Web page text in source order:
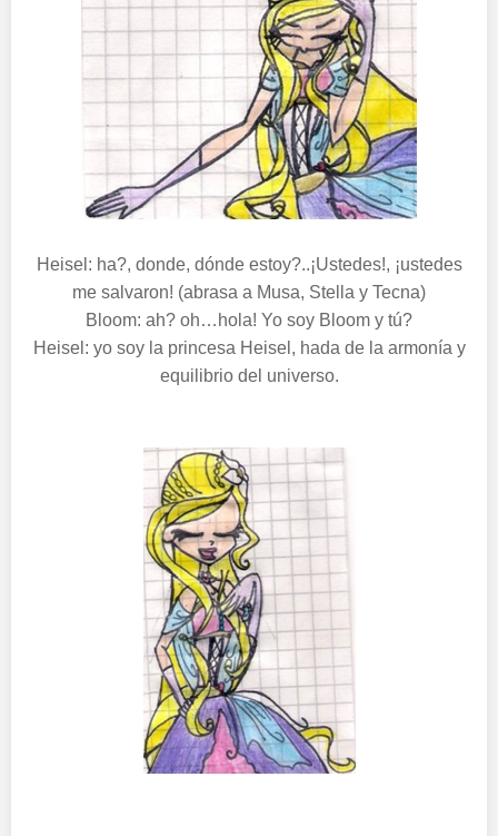
Heisel: ha?, donde, dónde estoy?..¡Ustedes!, ¡ustedes
me salvaron! (abrasa a Musa, Stella y Tecna)
Bloom: ah? oh…hola! Yo soy Bloom y tú?
Heisel: yo soy la princesa Heisel, hada de la armonía y
equilibrio del universo.